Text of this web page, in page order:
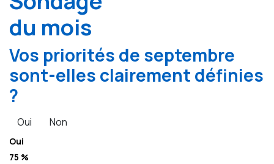
du mois
Vos priorités de septembre
sont-elles clairement définies
?
Oui Non
Oui
75 %